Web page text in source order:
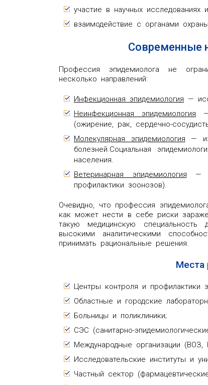
участие в научных исследованиях
взаимодействие с органами
Современные
Профессия эпидемиолога не
несколько направлений:
Инфекционная эпидемиология —
Неинфекционная эпидемиология —
(ожирение, рак, сердечно-
Молекулярная эпидемиология —
болезней.Социальная
населения.
Ветеринарная эпидемиология —
профилактики зоонозов).
Очевидно, что профессия
как может нести в себе риски
такую медицинскую специальность
высокими аналитическими
принимать рациональные решения.
Места
Центры контроля и профилактики
Областные и городские
Больницы и поликлиники;
СЭС (санитарно-
Международные организации
Исследовательские институты и
Частный сектор